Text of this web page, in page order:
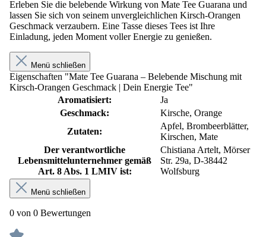
Erleben Sie die belebende Wirkung von Mate Tee Guarana und
lassen Sie sich von seinem unvergleichlichen Kirsch-Orangen
Geschmack verzaubern. Eine Tasse dieses Tees ist Ihre
Einladung, jeden Moment voller Energie zu genießen.
Menü schließen
Eigenschaften "Mate Tee Guarana – Belebende Mischung mit
Kirsch-Orangen Geschmack | Dein Energie Tee"
Aromatisiert:
Ja
Geschmack:
Kirsche, Orange
Zutaten:
Apfel, Brombeerblätter,
Kirschen, Mate
Der verantwortliche
Lebensmittelunternehmer gemäß
Art. 8 Abs. 1 LMIV ist:
Chistiana Artelt, Mörser
Str. 29a, D-38442
Wolfsburg
Menü schließen
0 von 0 Bewertungen